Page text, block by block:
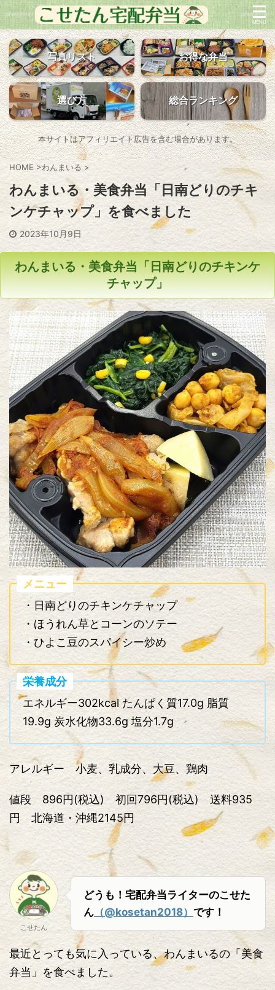
写真リスト お得な弁当
選び方 総合ランキング
本サイトはアフィリエイト広告を含む場合があります。
HOME >わんまいる >
わんまいる・美食弁当「日南どりのチキ
ンケチャップ」を食べました
2023年10月9日
わんまいる・美食弁当「日南どりのチキンケ
チャップ」
メニュー
・日南どりのチキンケチャップ
・ほうれん草とコーンのソテー
・ひよこ豆のスパイシー炒め
栄養成分
エネルギー302kcal たんぱく質17.0g 脂質
19.9g 炭水化物33.6g 塩分1.7g
アレルギー 小麦、乳成分、大豆、鶏肉
値段 896円(税込) 初回796円(税込) 送料935
円 北海道・沖縄2145円
こせたん
どうも！宅配弁当ライターのこせた
ん （@kosetan2018） です！
最近とっても気に入っている、わんまいるの「美食
弁当」を食べました。